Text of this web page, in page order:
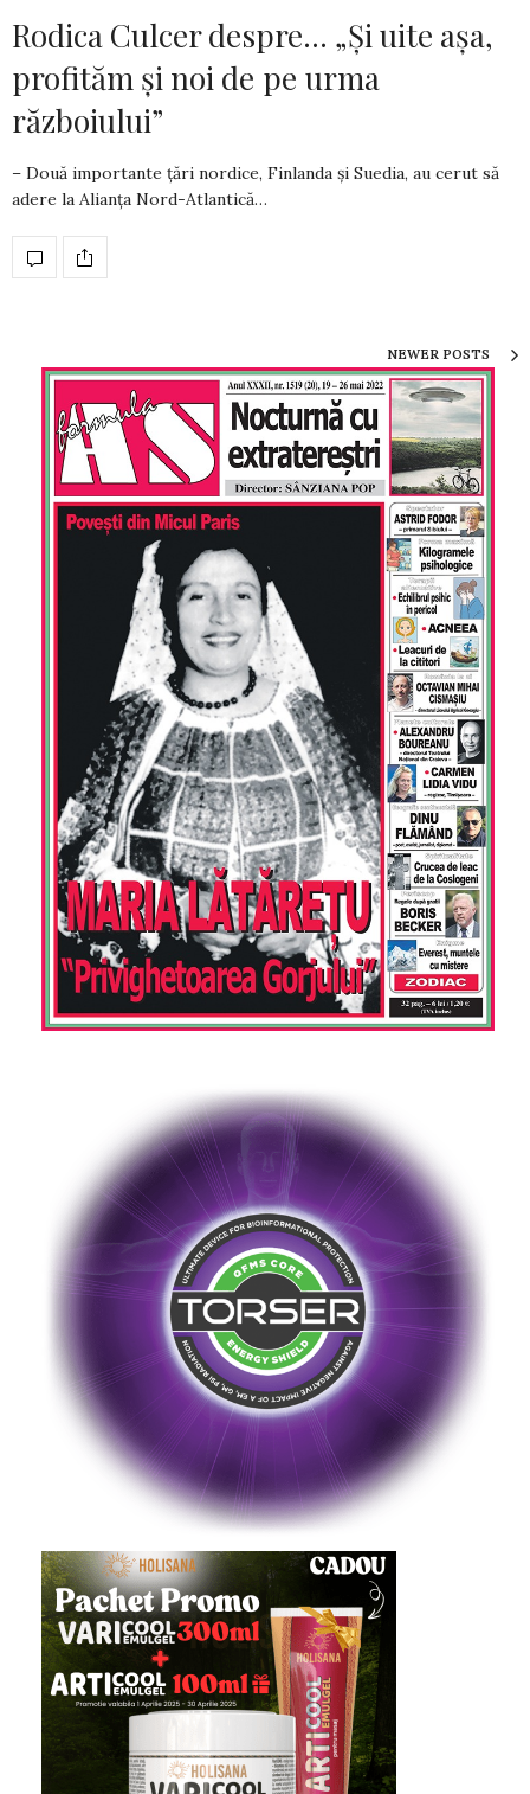
Rodica Culcer despre… „Și uite așa,
profităm și noi de pe urma
războiului”
– Două importante țări nordice, Finlanda și Suedia, au cerut să
adere la Alianța Nord-Atlantică…
NEWER POSTS